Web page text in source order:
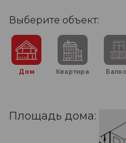
Выберите объект:
Дом Квартира
Площадь дома: